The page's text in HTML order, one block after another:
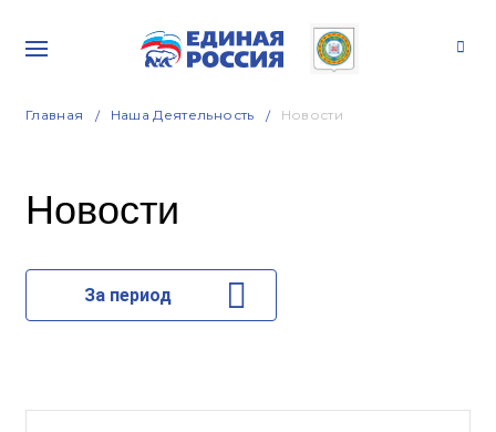
Главная Наша Деятельность Новости
Новости
За период